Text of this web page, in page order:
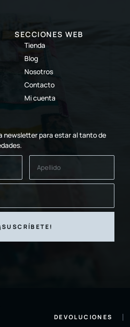
SECCIONES WEB
Tienda
Blog
Nosotros
Contacto
Mi cuenta
newsletter para estar al tanto de
DEVOLUCIONES